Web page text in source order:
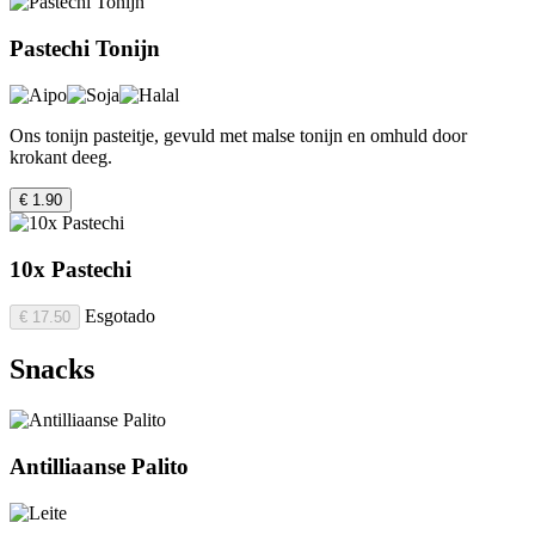
Pastechi Tonijn
Ons tonijn pasteitje, gevuld met malse tonijn en omhuld door
krokant deeg.
€ 1.90
10x Pastechi
€ 17.50 Esgotado
Snacks
Antilliaanse Palito